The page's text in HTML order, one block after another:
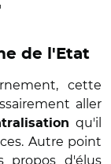
de l'Etat
cette
aller
qu'il
Autre point
propos d'élus